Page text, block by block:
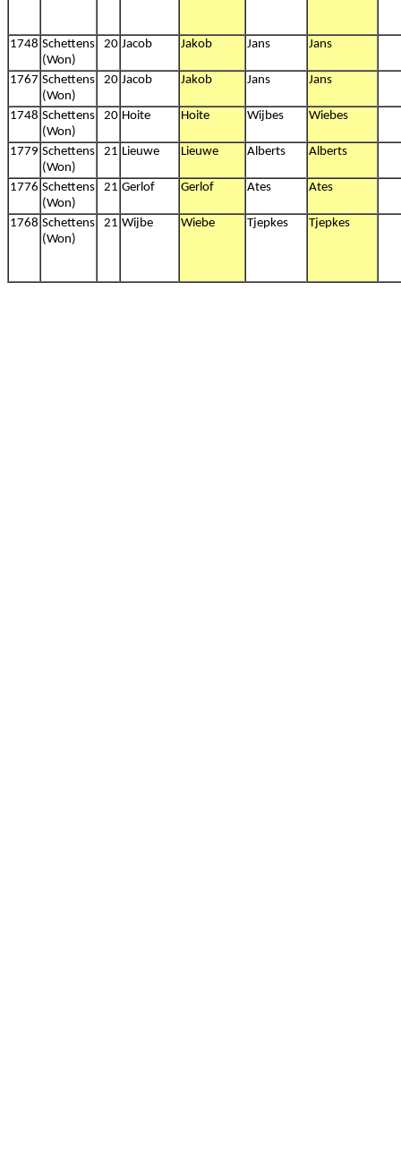
1748 Schettens
(Won)
20 Jacob Jakob Jans Jans
1767 Schettens
(Won)
20 Jacob Jakob Jans Jans
1748 Schettens
(Won)
20 Hoite Hoite Wijbes Wiebes
1779 Schettens
(Won)
21 Lieuwe Lieuwe Alberts Alberts
1776 Schettens
(Won)
21 Gerlof Gerlof Ates Ates
1768 Schettens
(Won)
21 Wijbe Wiebe Tjepkes Tjepkes